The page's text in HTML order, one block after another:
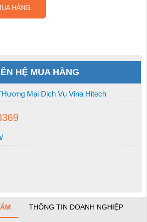
HÀNG
HỆ MUA HÀNG
Mại Dịch Vụ Vina Hitech
THÔNG TIN DOANH NGHIỆP